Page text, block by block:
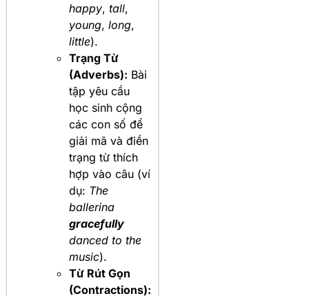
happy, tall,
young, long,
little).
Trạng Từ
(Adverbs): Bài
tập yêu cầu
học sinh cộng
các con số để
giải mã và điền
trạng từ thích
hợp vào câu (ví
dụ: The
ballerina
gracefully
danced to the
music).
Từ Rút Gọn
(Contractions):